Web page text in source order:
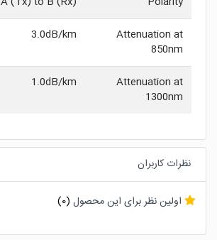
Attenuation at
850nm
3.0dB/km
Attenuation at
1300nm
1.0dB/km
نظرات کاربران
اولین نظر برای این محصول (0)